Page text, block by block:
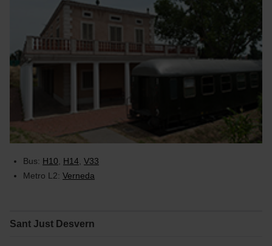
Bus: H10 H14 V33
Metro L2: Verneda
Sant Just Desvern